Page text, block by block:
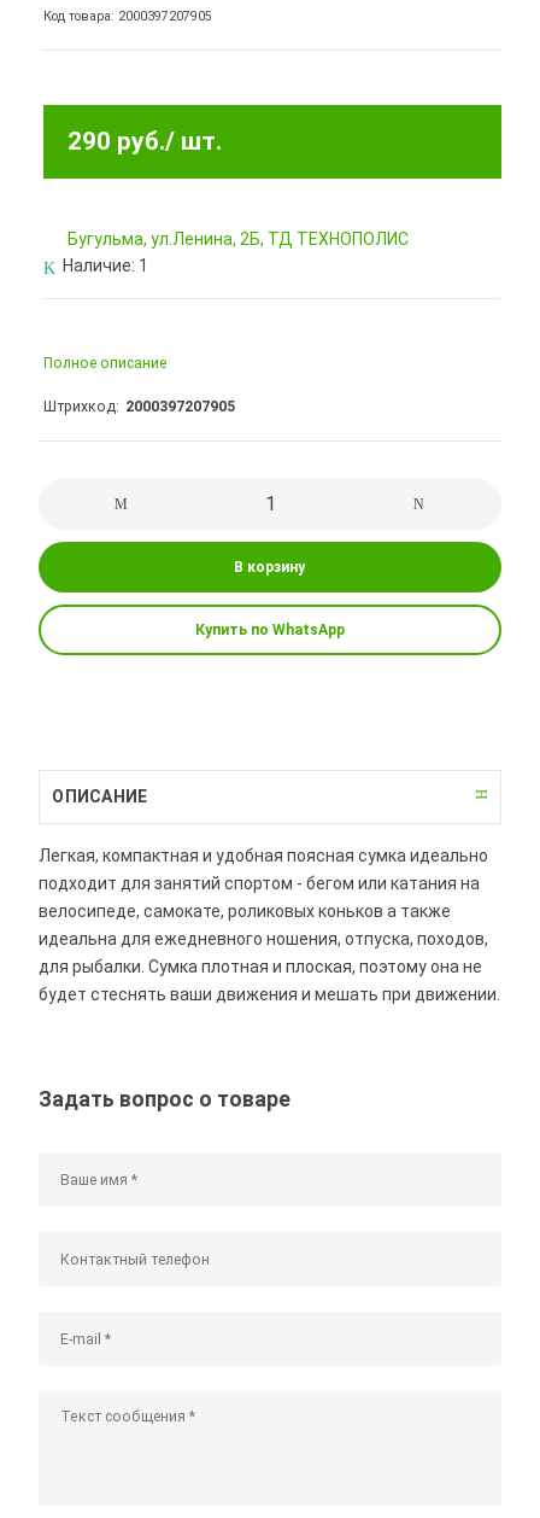
Код товара: 2000397207905
290 руб./ шт.
Бугульма, ул.Ленина, 2Б, ТД ТЕХНОПОЛИС
Наличие: 1
Полное описание
Штрихкод 2000397207905
В корзину
Купить по WhatsApp
ОПИСАНИЕ
Легкая, компактная и удобная поясная сумка идеально
подходит для занятий спортом - бегом или катания на
велосипеде, самокате, роликовых коньков а также
идеальна для ежедневного ношения, отпуска, походов,
для рыбалки. Сумка плотная и плоская, поэтому она не
будет стеснять ваши движения и мешать при движении.
Задать вопрос о товаре